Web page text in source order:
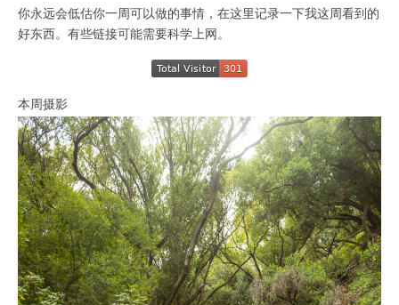
你永远会低估你一周可以做的事情，在这里记录一下我这周看到的
好东西。有些链接可能需要科学上网。
本周摄影